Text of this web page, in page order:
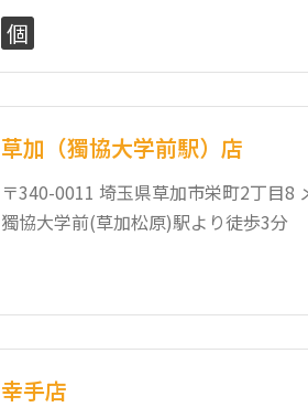
個
草加（獨協大学前駅）店
〒340-0011 埼玉県草加市栄町2丁目8
獨協大学前(草加松原)駅より徒歩3分
幸手店